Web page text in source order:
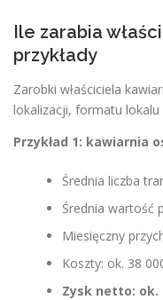
Ile zarabia
przykłady
Zarobki właściciela
lokalizacji, formatu lokalu
Przykład 1: kawiarnia
Średnia liczba
Średnia wartość
Miesięczny
Koszty: ok. 38
Zysk netto: ok.